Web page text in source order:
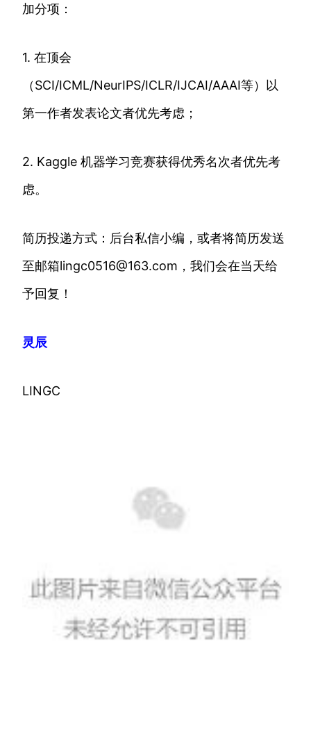
加分项：
1. 在顶会
（SCI/ICML/NeurIPS/ICLR/IJCAI/AAAI等）以
第一作者发表论文者优先考虑；
2. Kaggle 机器学习竞赛获得优秀名次者优先考
虑。
简历投递方式：后台私信小编，或者将简历发送
至邮箱lingc0516@163.com，我们会在当天给
予回复！
灵辰
LINGC